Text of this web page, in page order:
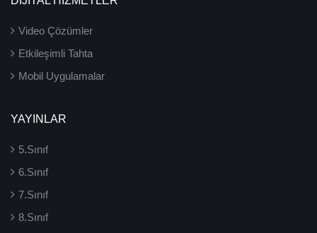
Video Çözümler
Etkileşimli Tahta
Mobil Uygulamalar
YAYINLAR
5.Sınıf
6.Sınıf
7.Sınıf
8.Sınıf